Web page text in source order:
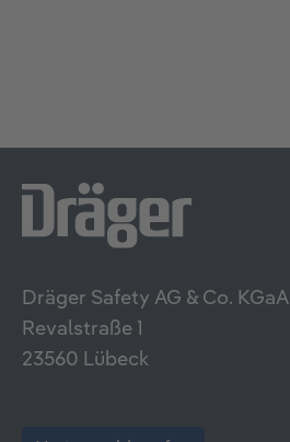
Dräger Safety AG & Co. KGaA
Revalstraße 1
23560 Lübeck